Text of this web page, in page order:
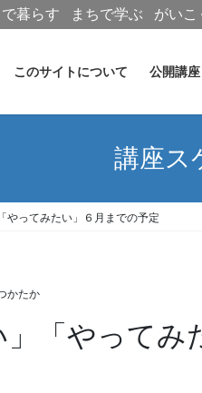
このサイトについて 公開講座
講座ス
やってみたい」６月までの予定
かたか
」「やってみ
で暮らす まちで学ぶ がいこ